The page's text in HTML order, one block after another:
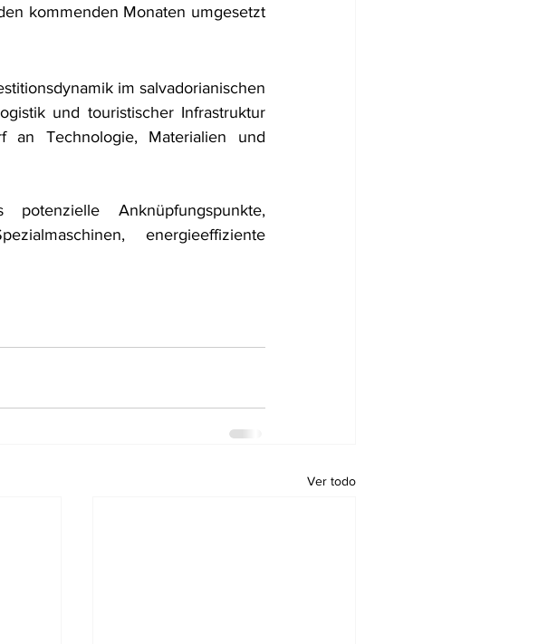
kommenden Monaten umgesetzt
im salvadorianischen
und touristischer Infrastruktur
an Technologie, Materialien und
Anknüpfungspunkte,
energieeffiziente
Ver todo